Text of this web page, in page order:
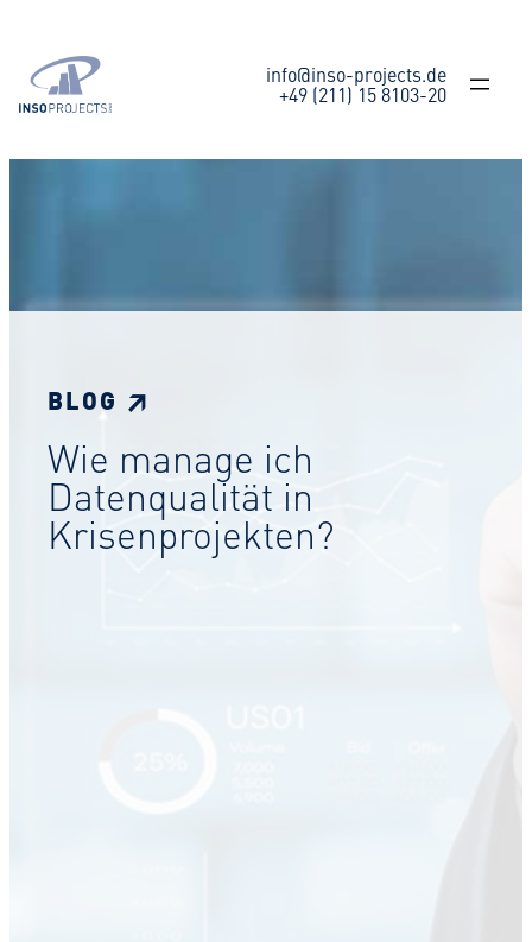
springen
info@inso-projects.de
+49 (211) 15 8103-20
BLOG ↗
Wie manage ich
Datenqualität in
Krisenprojekten?